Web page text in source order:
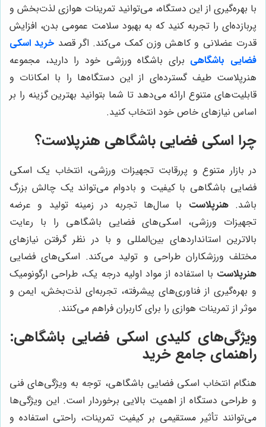
با بهره‌گیری از این دستگاه، می‌توانید تمرینات هوازی لذت‌بخش و
پربازده‌ای را تجربه کنید که به بهبود سلامت عمومی بدن، افزایش
قدرت عضلانی و کاهش وزن کمک می‌کند. اگر قصد خرید اسکی
فضایی باشگاهی برای باشگاه ورزشی خود را دارید، مجموعه
هنرپلاست طیف گسترده‌ای از این دستگاه‌ها را با امکانات و
قابلیت‌های متنوع ارائه می‌دهد تا شما بتوانید بهترین گزینه را بر
اساس نیازهای خاص خود انتخاب کنید.
چرا اسکی فضایی باشگاهی هنرپلاست؟
در بازار متنوع و پررقابت تجهیزات ورزشی، انتخاب یک اسکی
فضایی باشگاهی با کیفیت و بادوام می‌تواند یک چالش بزرگ
باشد.هنرپلاست با سال‌ها تجربه در زمینه تولید و عرضه
تجهیزات ورزشی، اسکی‌های فضایی باشگاهی را با رعایت
بالاترین استانداردهای بین‌المللی و با در نظر گرفتن نیازهای
مختلف ورزشکاران طراحی و تولید می‌کند. اسکی‌های فضایی
هنرپلاست با استفاده از مواد اولیه درجه یک، طراحی ارگونومیک
و بهره‌گیری از فناوری‌های پیشرفته، تجربه‌ای لذت‌بخش، ایمن و
موثر از تمرینات هوازی را برای کاربران فراهم می‌کنند.
ویژگی‌های کلیدی اسکی فضایی باشگاهی:
راهنمای جامع خرید
هنگام انتخاب اسکی فضایی باشگاهی، توجه به ویژگی‌های فنی
و طراحی دستگاه از اهمیت بالایی برخوردار است. این ویژگی‌ها
می‌توانند تأثیر مستقیمی بر کیفیت تمرینات، راحتی استفاده و